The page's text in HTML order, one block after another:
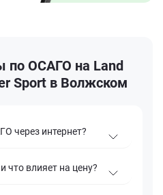
по ОСАГО на Land
Sport в Волжском
через интернет?
что влияет на цену?